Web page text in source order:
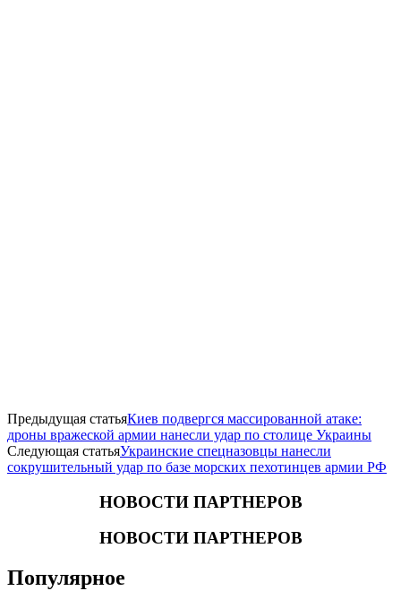
Предыдущая статьяКиев подвергся массированной атаке:
дроны вражеской армии нанесли удар по столице Украины
Следующая статьяУкраинские спецназовцы нанесли
сокрушительный удар по базе морских пехотинцев армии РФ
НОВОСТИ ПАРТНЕРОВ
НОВОСТИ ПАРТНЕРОВ
Популярное